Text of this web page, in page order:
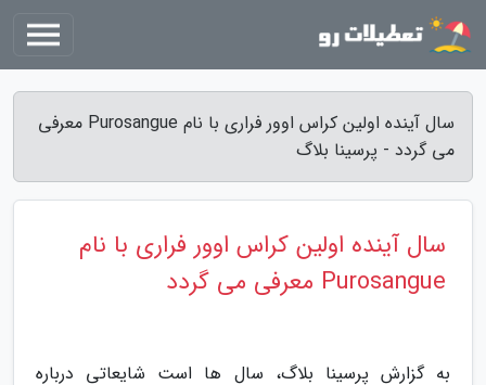
سال آینده اولین کراس اوور فراری با نام Purosangue معرفی
می گردد - پرسینا بلاگ
سال آینده اولین کراس اوور فراری با نام
Purosangue معرفی می گردد
به گزارش پرسینا بلاگ، سال ها است شایعاتی درباره